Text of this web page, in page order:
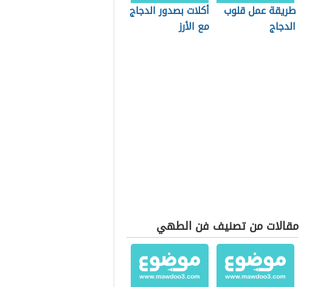
طريقة عمل قلوب
الدجاج
أكلات بصدور الدجاج
مع الأرز
مقالات من تصنيف فن الطهي